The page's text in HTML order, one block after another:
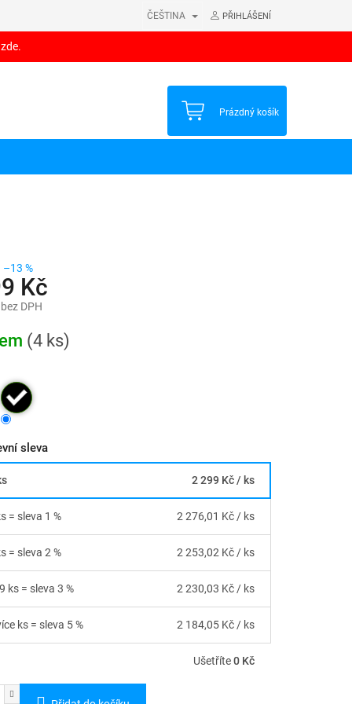
ČEŠTINA PŘIHLÁŠENÍ
NÁKUPNÍ
Prázdný košík
–13 %
Kč
DPH
(4 ks)
sleva
2 299 Kč / ks
= sleva 1 % 2 276,01 Kč / ks
= sleva 2 % 2 253,02 Kč / ks
ks = sleva 3 % 2 230,03 Kč / ks
ks = sleva 5 % 2 184,05 Kč / ks
Ušetříte0 Kč